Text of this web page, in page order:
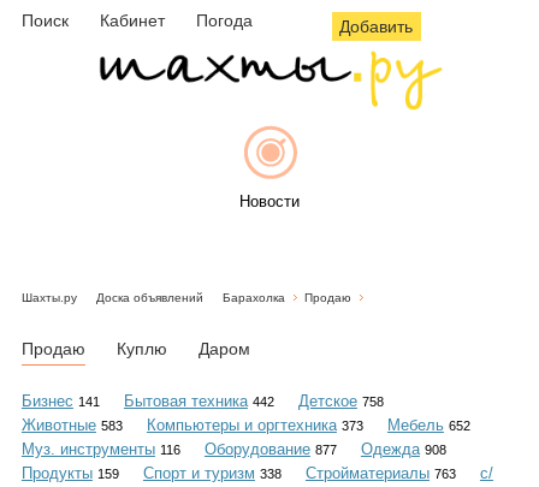
Поиск Кабинет Погода Добавить
Новости
Объявления
Шахты.ру Доска объявлений Барахолка Продаю
Продаю Куплю Даром
Бизнес 141 Бытовая техника 442 Детское 758
Животные 583 Компьютеры и оргтехника 373 Мебель 652
Муз. инструменты 116 Оборудование 877 Одежда 908
Продукты 159 Спорт и туризм 338 Стройматериалы 763
с/